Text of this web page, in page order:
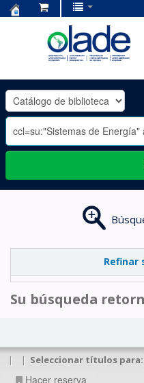
OLADE
-
Refinar
Su búsqueda
| | Seleccionar títulos para:
Hacer reserva